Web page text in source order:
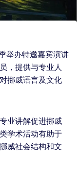
举办特邀嘉宾演讲
，提供与专业人
挪威语言及文化
业讲解促进挪威
学术活动有助于
威社会结构和文